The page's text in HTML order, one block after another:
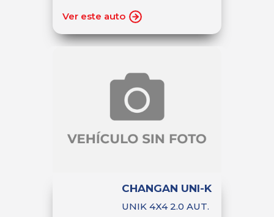
Ver este auto
CHANGAN UNI-K
UNIK 4X4 2.0 AUT.